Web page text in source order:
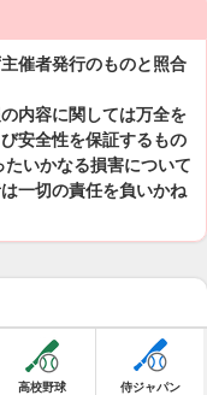
催者発行のものと照合
内容に関しては万全を
安全性を保証するもの
いかなる損害について
一切の責任を負いかね
高校野球 侍ジャパン